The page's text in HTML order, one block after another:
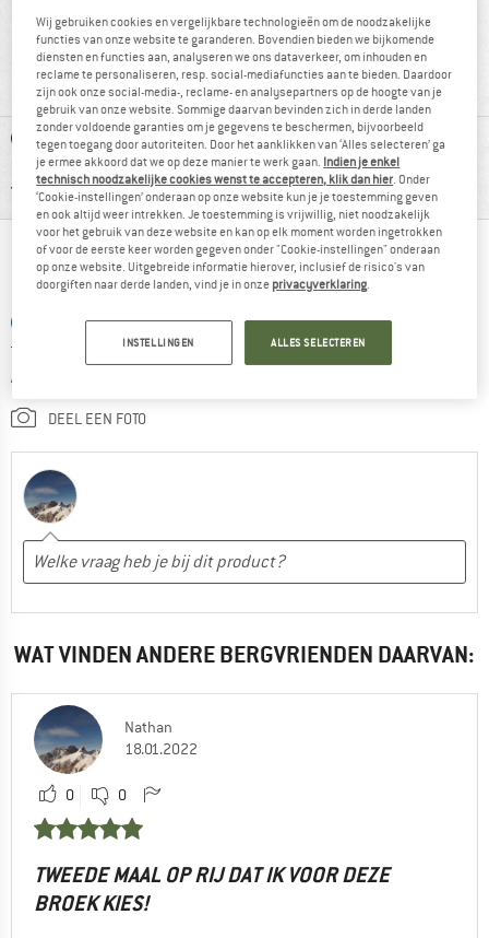
3 sterren
(1)
2 sterren
(0)
1 ster
(1)
VOORDELEN
GEBRUIK
WAT VIND JE DAARVAN?
STEL EEN VRAAG
SCHRIJF EEN BEOORDELING
DEEL EEN FOTO
WAT VINDEN ANDERE BERGVRIENDEN DAARVAN:
Nathan
18.01.2022
0 0
TWEEDE MAAL OP RIJ DAT IK VOOR DEZE
BROEK KIES!
Wij gebruiken cookies en vergelijkbare technologieën om de noodzakelijke
functies van onze website te garanderen. Bovendien bieden we bijkomende
diensten en functies aan, analyseren we ons dataverkeer, om inhouden en
reclame te personaliseren, resp. social-mediafuncties aan te bieden. Daardoor
zijn ook onze social-media-, reclame- en analysepartners op de hoogte van je
gebruik van onze website. Sommige daarvan bevinden zich in derde landen
zonder voldoende garanties om je gegevens te beschermen, bijvoorbeeld
tegen toegang door autoriteiten. Door het aanklikken van ‘Alles selecteren’ ga
je ermee akkoord dat we op deze manier te werk gaan. Indien je enkel
technisch noodzakelijke cookies wenst te accepteren, klik dan hier. Onder
‘Cookie-instellingen’ onderaan op onze website kun je je toestemming geven
en ook altijd weer intrekken. Je toestemming is vrijwillig, niet noodzakelijk
voor het gebruik van deze website en kan op elk moment worden ingetrokken
of voor de eerste keer worden gegeven onder "Cookie-instellingen" onderaan
op onze website. Uitgebreide informatie hierover, inclusief de risico's van
doorgiften naar derde landen, vind je in onze privacyverklaring.
INSTELLINGEN ALLES SELECTEREN